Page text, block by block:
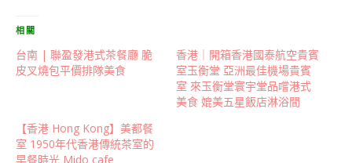
相關
台南 | 聯盈發港式茶餐廳 脆
皮叉燒包平價排隊美食
香港｜開箱香港國泰航空貴賓
室玉衡堂 亞洲最佳機場貴賓
室 來玉衡堂寰宇堂品嚐港式
美食 媲美五星飯店淋浴間
【香港 Hong Kong】美都餐
室 1950年代香港傳統茶室的
早餐時光 Mido cafe